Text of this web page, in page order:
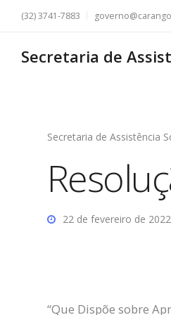
(32) 3741-7883
Secretaria de
Secretaria de Assistência
22 de fevereiro de 2022
“Que Dispõe sobre